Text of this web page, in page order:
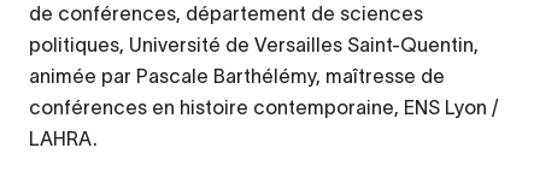
de conférences, département de sciences
politiques, Université de Versailles Saint-Quentin,
animée par Pascale Barthélémy, maîtresse de
conférences en histoire contemporaine, ENS Lyon /
LAHRA.